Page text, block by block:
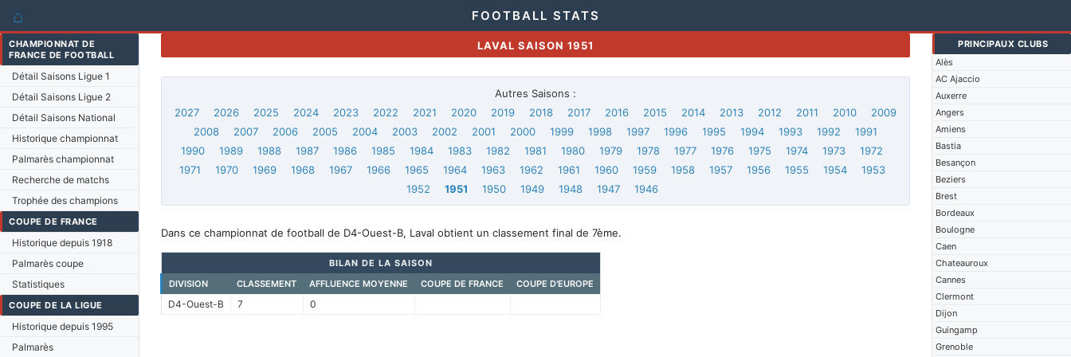
⌂ FOOTBALL STATS
CHAMPIONNAT DE
FRANCE DE FOOTBALL
Détail Saisons Ligue 1
Détail Saisons Ligue 2
Détail Saisons National
Historique championnat
Palmarès championnat
Recherche de matchs
Trophée des champions
COUPE DE FRANCE
Historique depuis 1918
Palmarès coupe
Statistiques
COUPE DE LA LIGUE
Historique depuis 1995
Palmarès
PRINCIPAUX CLUBS
Alès
AC Ajaccio
Auxerre
Angers
Amiens
Bastia
Besançon
Beziers
Brest
Bordeaux
Boulogne
Caen
Chateauroux
Cannes
Clermont
Dijon
Guingamp
Grenoble
LAVAL SAISON 1951
Autres Saisons :
2027
2026 2025 2024 2023 2022 2021 2020 2019 2018 2017 2016 2015 2014 2013 2012 2011 2010
2009
2008
2007 2006 2005 2004 2003 2002 2001 2000 1999 1998 1997 1996 1995 1994 1993 1992
1991
1990
1989 1988 1987 1986 1985 1984 1983 1982 1981 1980 1979 1978 1977 1976 1975 1974 1973
1972
1971
1970 1969 1968 1967 1966 1965 1964 1963 1962 1961 1960 1959 1958 1957 1956 1955 1954
1953
1952
1951 1950 1949 1948 1947 1946
Dans ce championnat de football de D4-Ouest-B, Laval obtient un classement final de 7ème.
BILAN DE LA SAISON
DIVISION
CLASSEMENT AFFLUENCE MOYENNE COUPE DE FRANCE COUPE D'EUROPE
D4-Ouest-B 7 0